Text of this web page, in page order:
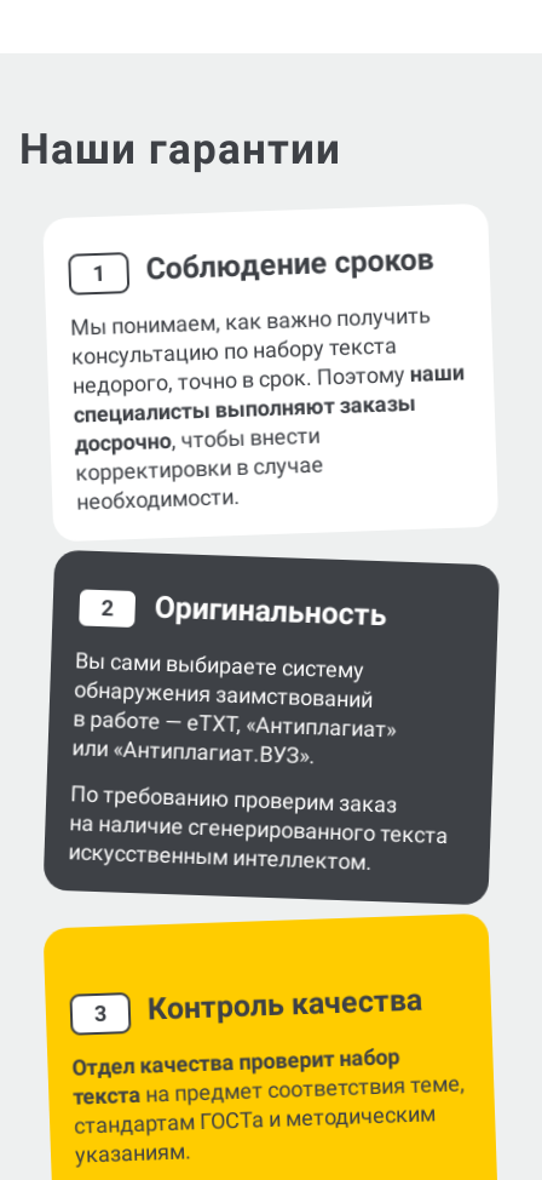
Наши гарантии
1 Соблюдение сроков
Мы понимаем, как важно получить
консультацию по набору текста
недорого, точно в срок. Поэтомунаши
специалисты выполняют заказы
досрочно, чтобы внести
корректировки в случае
необходимости.
2 Оригинальность
Вы сами выбираете систему
обнаружения заимствований
в работе — eTXT, «Антиплагиат»
или «Антиплагиат.ВУЗ».
По требованию проверим заказ
на наличие сгенерированного текста
искусственным интеллектом.
3 Контроль качества
Отдел качества проверит набор
текстана предмет соответствия теме,
стандартам ГОСТа и методическим
указаниям.